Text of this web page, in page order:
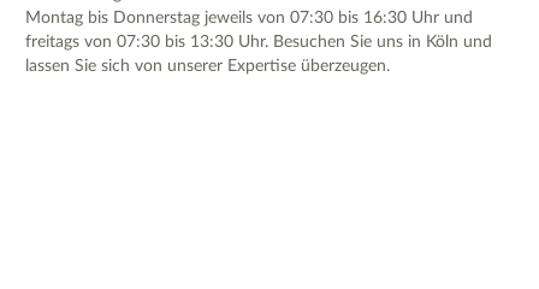
Montag bis Donnerstag jeweils von 07:30 bis 16:30 Uhr und
freitags von 07:30 bis 13:30 Uhr. Besuchen Sie uns in Köln und
lassen Sie sich von unserer Expertise überzeugen.